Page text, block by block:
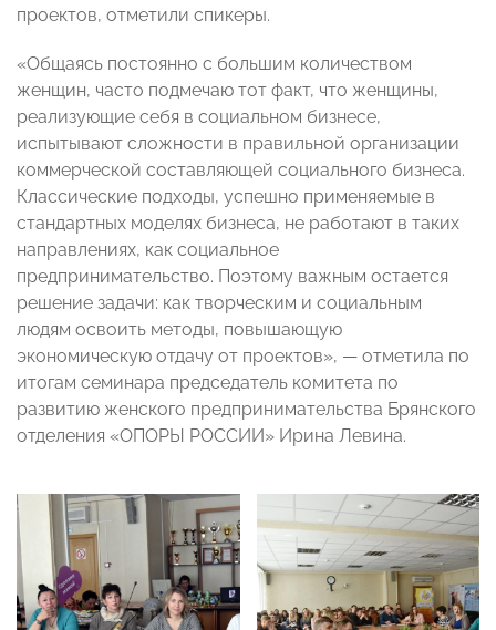
проектов, отметили спикеры.
«Общаясь постоянно с большим количеством
женщин, часто подмечаю тот факт, что женщины,
реализующие себя в социальном бизнесе,
испытывают сложности в правильной организации
коммерческой составляющей социального бизнеса.
Классические подходы, успешно применяемые в
стандартных моделях бизнеса, не работают в таких
направлениях, как социальное
предпринимательство. Поэтому важным остается
решение задачи: как творческим и социальным
людям освоить методы, повышающую
экономическую отдачу от проектов», — отметила по
итогам семинара председатель комитета по
развитию женского предпринимательства Брянского
отделения «ОПОРЫ РОССИИ» Ирина Левина.